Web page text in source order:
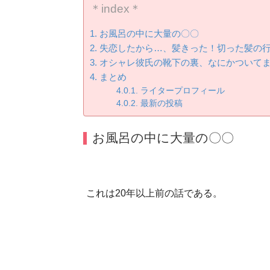
＊index＊
お風呂の中に大量の〇〇
失恋したから…、髪きった！切った髪の
オシャレ彼氏の靴下の裏、なにかついてま
まとめ
ライタープロフィール
最新の投稿
お風呂の中に大量の〇〇
これは20年以上前の話である。